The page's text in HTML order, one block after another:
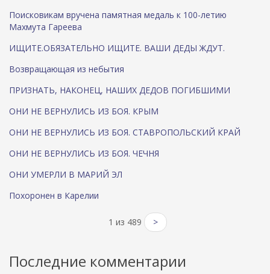
Поисковикам вручена памятная медаль к 100-летию
Махмута Гареева
ИЩИТЕ.ОБЯЗАТЕЛЬНО ИЩИТЕ. ВАШИ ДЕДЫ ЖДУТ.
Возвращающая из небытия
ПРИЗНАТЬ, НАКОНЕЦ, НАШИХ ДЕДОВ ПОГИБШИМИ
ОНИ НЕ ВЕРНУЛИСЬ ИЗ БОЯ. КРЫМ
ОНИ НЕ ВЕРНУЛИСЬ ИЗ БОЯ. СТАВРОПОЛЬСКИЙ КРАЙ
ОНИ НЕ ВЕРНУЛИСЬ ИЗ БОЯ. ЧЕЧНЯ
ОНИ УМЕРЛИ В МАРИЙ ЭЛ
Похоронен в Карелии
1 из 489 >
Последние комментарии